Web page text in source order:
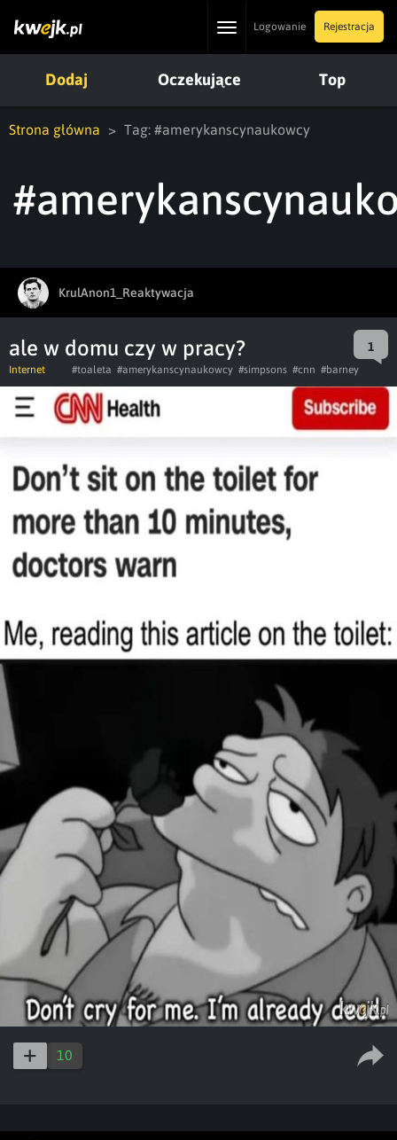
ToggleLogowanie Rejestracja
Dodaj Oczekujące Top
Strona główna Tag: #amerykanscynaukowcy
KrulAnon1_Reaktywacja
ale w domu czy w pracy? 1
Internet #toaleta #amerykanscynaukowcy #simpsons #cnn #barney
10